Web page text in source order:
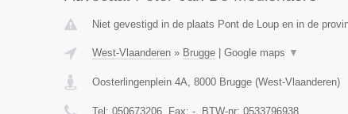
Niet gevestigd in de plaats Pont de Loup en in de
West-Vlaanderen» Brugge| Google maps ▼
Oosterlingenplein 4A, 8000 Brugge(West-Vlaanderen)
Tel: 050673206, Fax: -, BTW-nr: 0533796938